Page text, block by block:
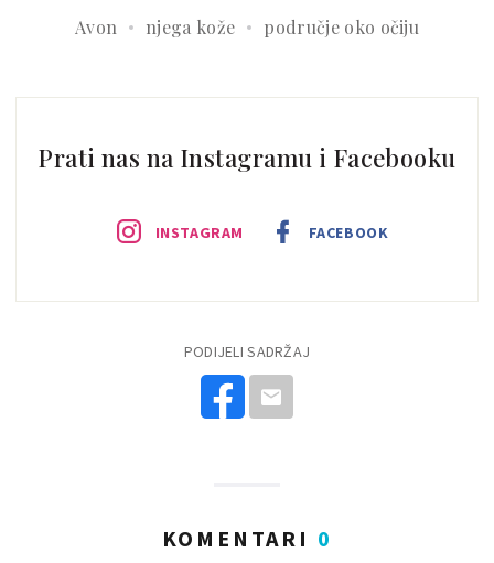
Avon njega kože područje oko očiju
Prati nas na Instagramu i Facebooku
INSTAGRAM FACEBOOK
PODIJELI SADRŽAJ
KOMENTARI 0